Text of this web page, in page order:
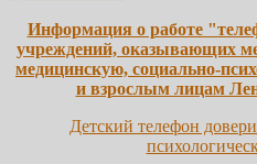
Информация о работе
учреждений, оказывающих
медицинскую, социально-
и взрослым лицам
Детский телефон